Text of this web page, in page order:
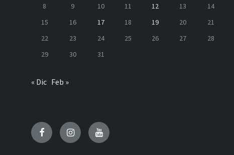
8
9 10 11 12 13
14
15
16 17 18 19 20
21
22
23 24 25 26 27
28
29
30 31
« Dic Feb »
FacebookInstagramYoutube